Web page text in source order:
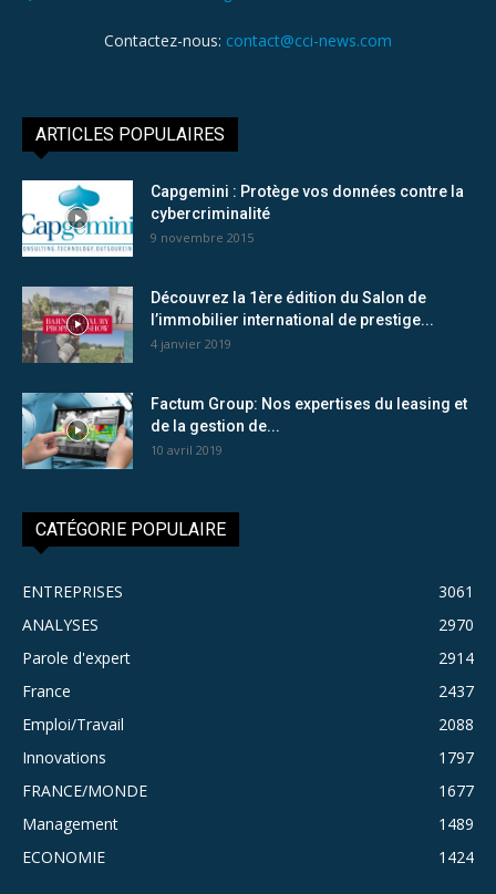
Contactez-nous: contact@cci-news.com
ARTICLES POPULAIRES
Capgemini : Protège vos données contre la
cybercriminalité
9 novembre 2015
Découvrez la 1ère édition du Salon de
l’immobilier international de prestige...
4 janvier 2019
Factum Group: Nos expertises du leasing et
de la gestion de...
10 avril 2019
CATÉGORIE POPULAIRE
ENTREPRISES
3061
ANALYSES
2970
Parole d'expert
2914
France
2437
Emploi/Travail
2088
Innovations
1797
FRANCE/MONDE
1677
Management
1489
ECONOMIE
1424